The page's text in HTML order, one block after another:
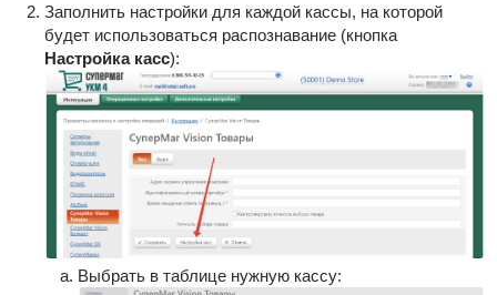
Заполнить настройки для каждой кассы, на которой
будет использоваться распознавание (кнопка
Настройка касс):
Выбрать в таблице нужную кассу: